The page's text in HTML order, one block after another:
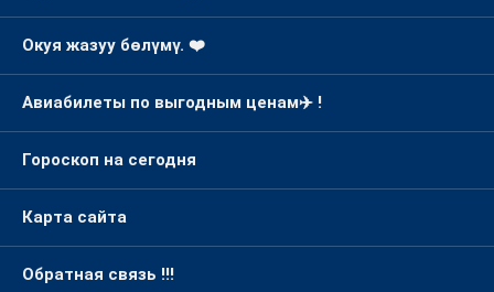
Окуя жазуу бөлүмү. ❤️
Авиабилеты по выгодным ценам✈️ !
Гороскоп на сегодня
Карта сайта
Обратная связь !!!